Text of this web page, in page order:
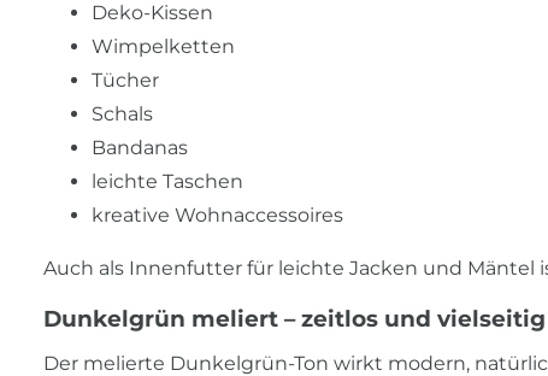
Deko-Kissen
Wimpelketten
Tücher
Schals
Bandanas
leichte Taschen
kreative Wohnaccessoires
Auch als Innenfutter für leichte Jacken und Mäntel
Dunkelgrün meliert – zeitlos und
Der melierte Dunkelgrün-Ton wirkt modern,